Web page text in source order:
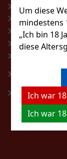
Um diese
mindestens
„Ich bin 18
diese
Ich war
Ich war
Startseite
Blog
Allgemeine
Rücktritt
Regeln für
Impressum